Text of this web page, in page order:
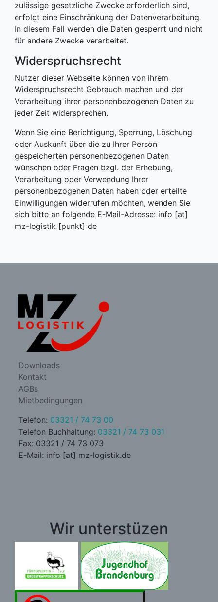
zulässige gesetzliche Zwecke erforderlich sind,
erfolgt eine Einschränkung der Datenverarbeitung.
In diesem Fall werden die Daten gesperrt und nicht
für andere Zwecke verarbeitet.
Widerspruchsrecht
Nutzer dieser Webseite können von ihrem
Widerspruchsrecht Gebrauch machen und der
Verarbeitung ihrer personenbezogenen Daten zu
jeder Zeit widersprechen.
Wenn Sie eine Berichtigung, Sperrung, Löschung
oder Auskunft über die zu Ihrer Person
gespeicherten personenbezogenen Daten
wünschen oder Fragen bzgl. der Erhebung,
Verarbeitung oder Verwendung Ihrer
personenbezogenen Daten haben oder erteilte
Einwilligungen widerrufen möchten, wenden Sie
sich bitte an folgende E-Mail-Adresse: info [at]
mz-logistik [punkt] de
Downloads
Kontakt
AGBs
Mietbedingungen
Telefon: 03321 / 74 73 00
Telefon Buchhaltung: 03321 / 74 73 031
Fax: 03321 / 74 73 073
E-Mail: info [at] mz-logistik.de
Wir unterstüzen